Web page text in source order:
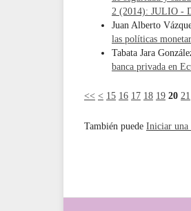
2 (2014): JULIO -
Juan Alberto
las políticas
Tabata Jara
banca privada en
<< < 15 16 17 18 19 20 21
También puede Iniciar una